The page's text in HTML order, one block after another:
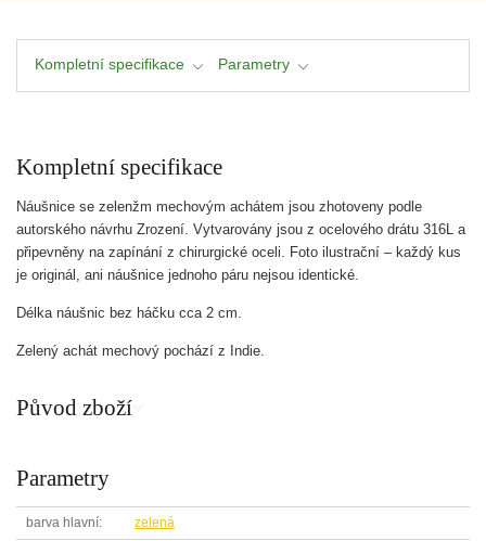
Kompletní specifikace Parametry
Kompletní specifikace
Náušnice se zelenžm mechovým achátem jsou zhotoveny podle
autorského návrhu Zrození. Vytvarovány jsou z ocelového drátu 316L a
připevněny na zapínání z chirurgické oceli. Foto ilustrační – každý kus
je originál, ani náušnice jednoho páru nejsou identické.
Délka náušnic bez háčku cca 2 cm.
Zelený achát mechový pochází z Indie.
Původ zboží
Parametry
barva hlavní zelená